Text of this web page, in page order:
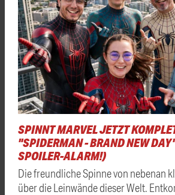
SPINNT MARVEL JETZT
"SPIDERMAN - BRAND NEW
SPOILER-ALARM!)
Die freundliche Spinne von nebenan
über die Leinwände dieser Welt.